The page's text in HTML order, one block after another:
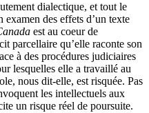
dialectique, et tout le
examen des effets d’un texte
est au coeur de
parcellaire qu’elle raconte son
à des procédures judiciaires
lesquelles elle a travaillé au
nous dit-elle, est risquée. Pas
les intellectuels aux
un risque réel de poursuite.